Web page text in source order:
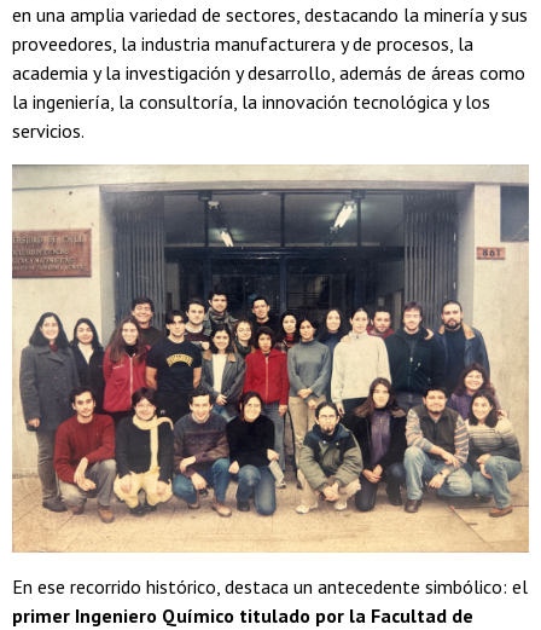
en una amplia variedad de sectores, destacando la minería y sus
proveedores, la industria manufacturera y de procesos, la
academia y la investigación y desarrollo, además de áreas como
la ingeniería, la consultoría, la innovación tecnológica y los
servicios.
En ese recorrido histórico, destaca un antecedente simbólico: el
primer Ingeniero Químico titulado por la Facultad de